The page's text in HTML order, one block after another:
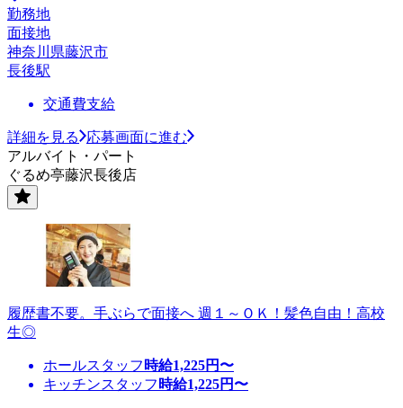
勤務地
面接地
神奈川県藤沢市
長後駅
交通費支給
詳細を見る
応募画面に進む
アルバイト・パート
ぐるめ亭藤沢長後店
履歴書不要。手ぶらで面接へ 週１～ＯＫ！髪色自由！高校
生◎
ホールスタッフ 時給1,225円〜
キッチンスタッフ 時給1,225円〜